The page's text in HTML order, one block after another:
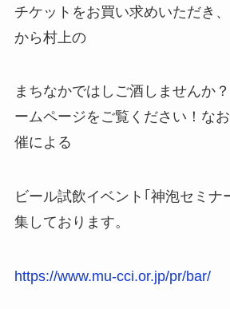
チケットをお買い求めいただき
から村上の
まちなかではしご酒しませんか
ームページをご覧ください！な
催による
ビール試飲イベント｢神泡セミナ
集しております。
https://www.mu-cci.or.jp/pr/bar/